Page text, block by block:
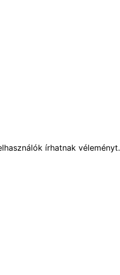
írhatnak véleményt.